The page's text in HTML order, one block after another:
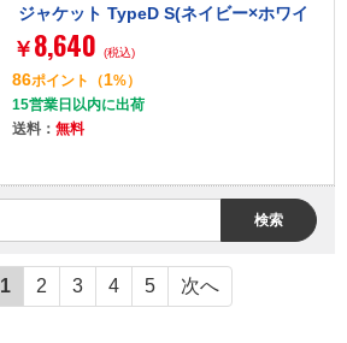
ジャケット TypeD S(ネイビー×ホワイ
ト)
￥ 8,640 (税込)
86ポイント （1%）
15営業日以内に出荷
送料： 無料
検索
1 2 3 4 5 次へ